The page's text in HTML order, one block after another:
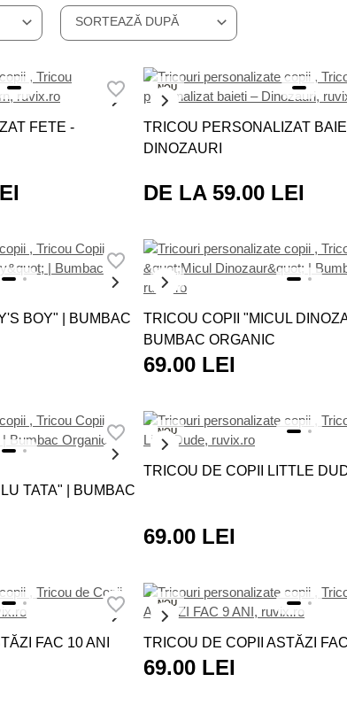
este esenţial ca tricoul să fie realizat din fibre de origine
îl poţi bucura pe cel mic,hanorace,rochiisau diverse
SORTEAZĂ DUPĂ
FETE -
NOU
TRICOU PERSONALIZAT
DINOZAURI
DE LA 59.00 LEI
BOY" | BUMBAC
NOU
TRICOU COPII "MICUL
BUMBAC ORGANIC
69.00 LEI
TATA" | BUMBAC
NOU
TRICOU DE COPII LITTLE
69.00 LEI
FAC 10 ANI
NOU
TRICOU DE COPII ASTĂZI FAC
69.00 LEI